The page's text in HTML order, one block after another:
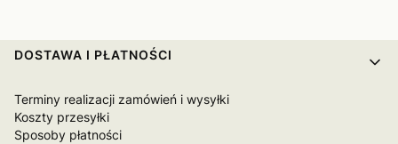
Linki w stopce
DOSTAWA I PŁATNOŚCI
Terminy realizacji zamówień i wysyłki
Koszty przesyłki
Sposoby płatności